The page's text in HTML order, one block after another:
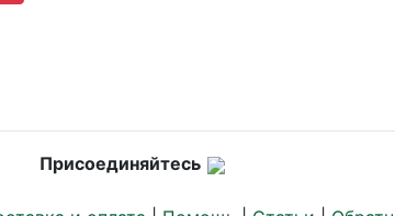
Присоединяйтесь